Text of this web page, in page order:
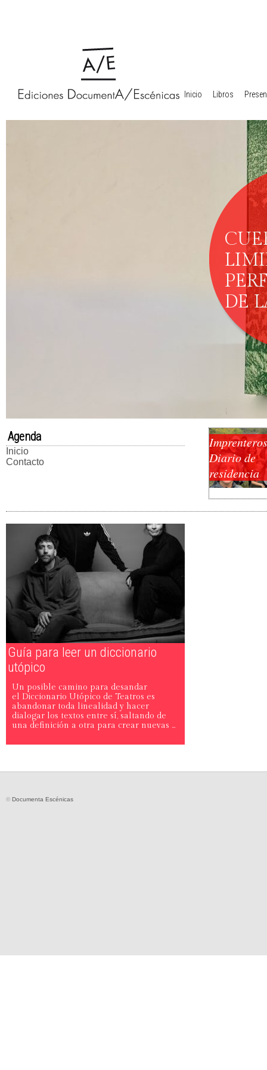
Inicio Libros
DE
Agenda
Inicio
Contacto
Diario de
residencia
Guía para leer un diccionario
utópico
Un posible camino para desandar
el Diccionario Utópico de Teatros es
abandonar toda linealidad y hacer
dialogar los textos entre sí, saltando de
una definición a otra para crear nuevas ...
©Documenta Escénicas